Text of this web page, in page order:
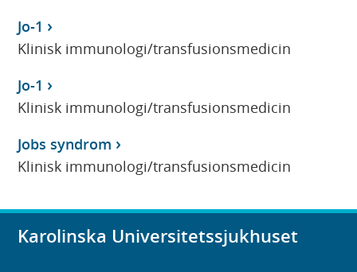
Jo-1
Klinisk immunologi/transfusionsmedicin
Jo-1
Klinisk immunologi/transfusionsmedicin
Jobs syndrom
Klinisk immunologi/transfusionsmedicin
Karolinska Universitetssjukhuset